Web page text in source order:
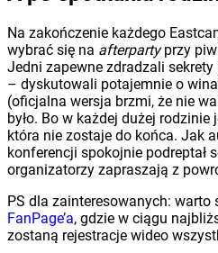
Na zakończenie każdego
wybrać się na afterpartyprzy
Jedni zapewne zdradzali
– dyskutowali potajemnie o
(oficjalna wersja brzmi, że nie
było. Bo w każdej dużej
która nie zostaje do końca. Jak
konferencji spokojnie podreptał
organizatorzy zapraszają z
PS dla zainteresowanych: warto
FanPage’a, gdzie w ciągu
zostaną rejestracje wideo